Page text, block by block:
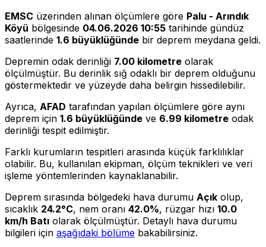
EMSC üzerinden alınan ölçümlere göre Palu - Arındık
Köyü bölgesinde 04.06.2026 10:55 tarihinde gündüz
saatlerinde 1.6 büyüklüğünde bir deprem meydana geldi.
Depremin odak derinliği 7.00 kilometre olarak
ölçülmüştür. Bu derinlik sığ odaklı bir deprem olduğunu
göstermektedir ve yüzeyde daha belirgin hissedilebilir.
Ayrıca, AFAD tarafından yapılan ölçümlere göre aynı
deprem için 1.6 büyüklüğünde ve 6.99 kilometre odak
derinliği tespit edilmiştir.
Farklı kurumların tespitleri arasında küçük farklılıklar
olabilir. Bu, kullanılan ekipman, ölçüm teknikleri ve veri
işleme yöntemlerinden kaynaklanabilir.
Deprem sırasında bölgedeki hava durumu Açık olup,
sıcaklık 24.2°C, nem oranı 42.0%, rüzgar hızı 10.0
km/h Batı olarak ölçülmüştür. Detaylı hava durumu
bilgileri için aşağıdaki bölüme bakabilirsiniz.